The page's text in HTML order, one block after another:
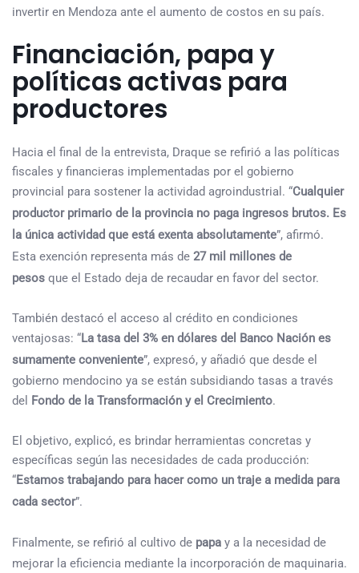
invertir en Mendoza ante el aumento de costos en su país.
Financiación, papa y
políticas activas para
productores
Hacia el final de la entrevista, Draque se refirió a las políticas
fiscales y financieras implementadas por el gobierno
provincial para sostener la actividad agroindustrial. “Cualquier
productor primario de la provincia no paga ingresos brutos. Es
la única actividad que está exenta absolutamente”, afirmó.
Esta exención representa más de 27 mil millones de
pesos que el Estado deja de recaudar en favor del sector.
También destacó el acceso al crédito en condiciones
ventajosas: “La tasa del 3% en dólares del Banco Nación es
sumamente conveniente”, expresó, y añadió que desde el
gobierno mendocino ya se están subsidiando tasas a través
del
Fondo de la Transformación y el Crecimiento.
El objetivo, explicó, es brindar herramientas concretas y
específicas según las necesidades de cada producción:
“Estamos trabajando para hacer como un traje a medida para
cada sector”.
Finalmente, se refirió al cultivo de papa y a la necesidad de
mejorar la eficiencia mediante la incorporación de maquinaria.